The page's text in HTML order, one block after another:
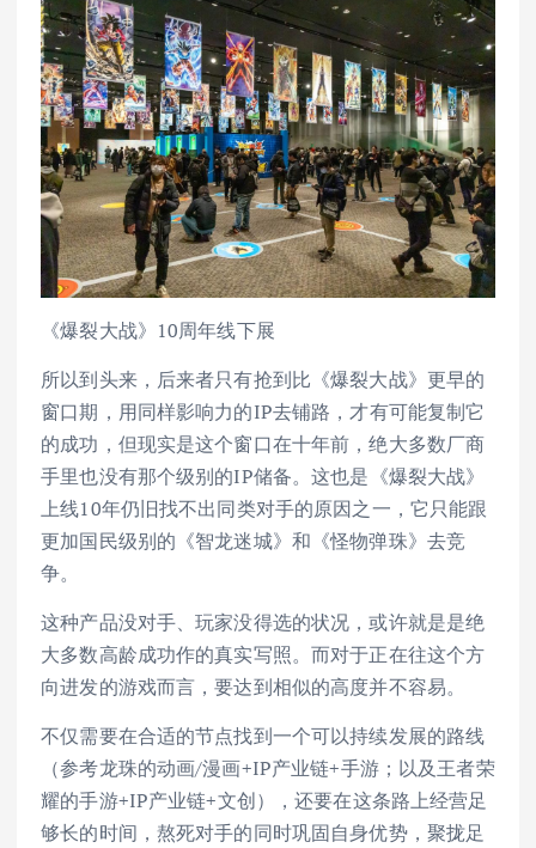
《爆裂大战》10周年线下展
所以到头来，后来者只有抢到比《爆裂大战》更早的
窗口期，用同样影响力的IP去铺路，才有可能复制它
的成功，但现实是这个窗口在十年前，绝大多数厂商
手里也没有那个级别的IP储备。这也是《爆裂大战》
上线10年仍旧找不出同类对手的原因之一，它只能跟
更加国民级别的《智龙迷城》和《怪物弹珠》去竞
争。
这种产品没对手、玩家没得选的状况，或许就是是绝
大多数高龄成功作的真实写照。而对于正在往这个方
向进发的游戏而言，要达到相似的高度并不容易。
不仅需要在合适的节点找到一个可以持续发展的路线
（参考龙珠的动画/漫画+IP产业链+手游；以及王者荣
耀的手游+IP产业链+文创），还要在这条路上经营足
够长的时间，熬死对手的同时巩固自身优势，聚拢足